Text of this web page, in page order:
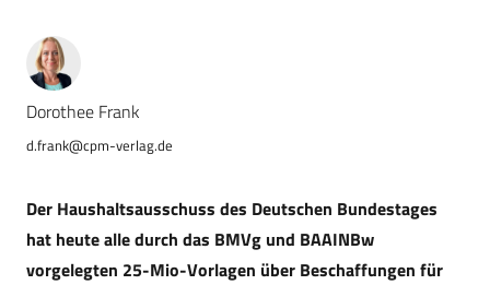
Dorothee Frank
d.frank@cpm-verlag.de
Der Haushaltsausschuss des Deutschen Bundestages
hat heute alle durch das BMVg und BAAINBw
vorgelegten 25-Mio-Vorlagen über Beschaffungen für